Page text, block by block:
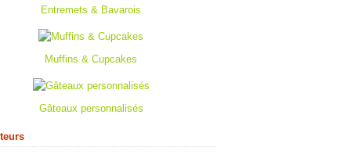
Entremets & Bavarois
Muffins & Cupcakes
Gâteaux personnalisés